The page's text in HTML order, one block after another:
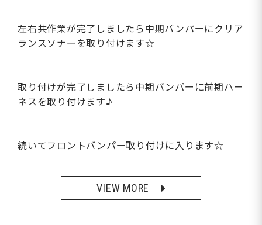
左右共作業が完了しましたら中期バンパーにクリア
ランスソナーを取り付けます☆
取り付けが完了しましたら中期バンパーに前期ハー
ネスを取り付けます♪
続いてフロントバンパー取り付けに入ります☆
VIEW MORE